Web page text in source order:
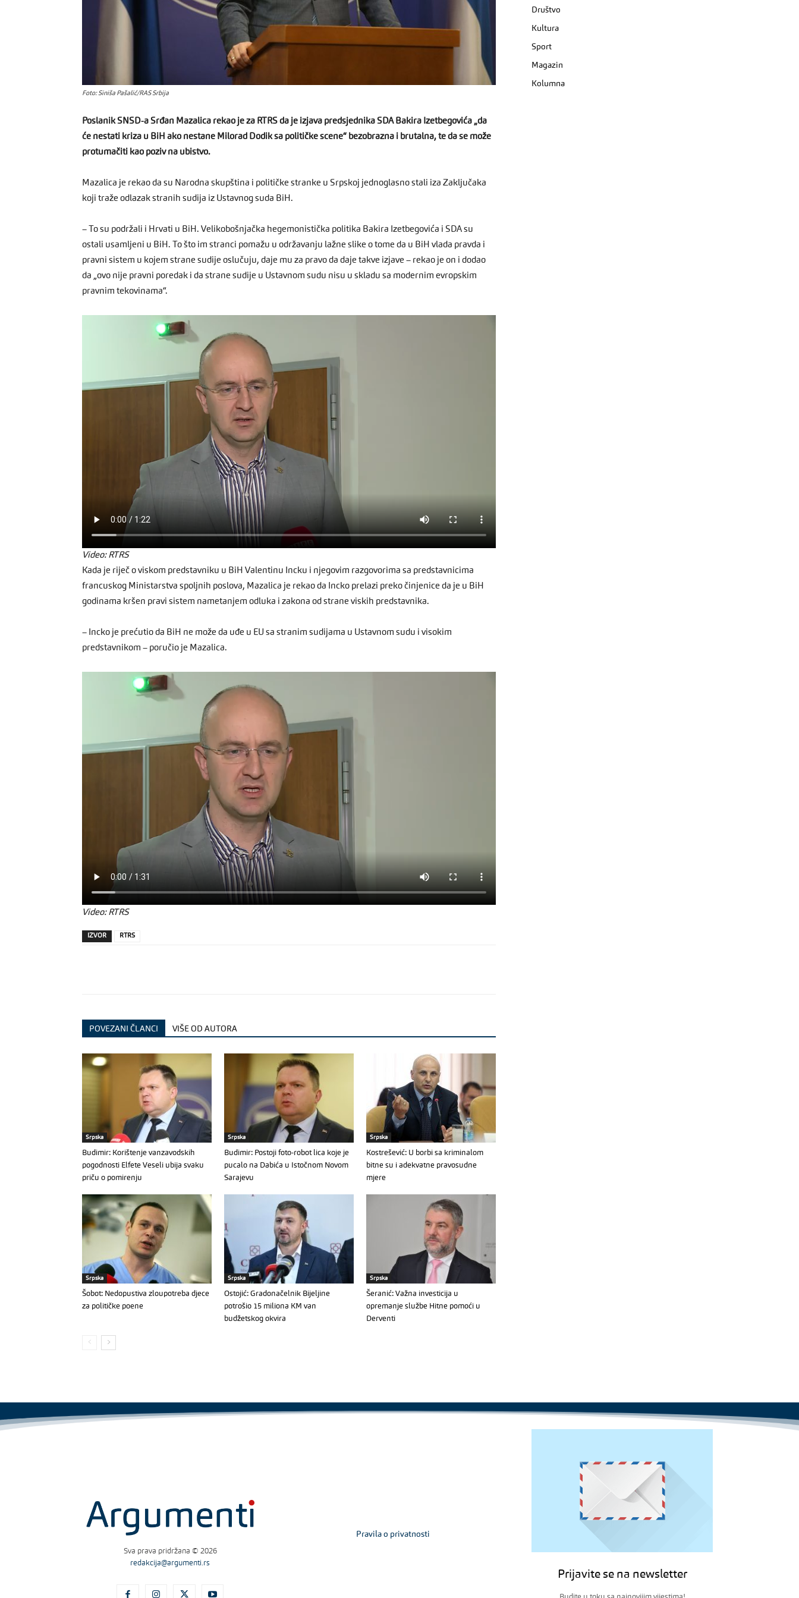
Foto: Siniša Pašalić/RAS Srbija
Poslanik SNSD-a Srđan Mazalica rekao je za RTRS da je izjava predsjednika SDA Bakira Izetbegovića „da
će nestati kriza u BiH ako nestane Milorad Dodik sa političke scene“ bezobrazna i brutalna, te da se može
protumačiti kao poziv na ubistvo.
Mazalica je rekao da su Narodna skupština i političke stranke u Srpskoj jednoglasno stali iza Zaključaka
koji traže odlazak stranih sudija iz Ustavnog suda BiH.
– To su podržali i Hrvati u BiH. Velikobošnjačka hegemonistička politika Bakira Izetbegovića i SDA su
ostali usamljeni u BiH. To što im stranci pomažu u održavanju lažne slike o tome da u BiH vlada pravda i
pravni sistem u kojem strane sudije oslučuju, daje mu za pravo da daje takve izjave – rekao je on i dodao
da „ovo nije pravni poredak i da strane sudije u Ustavnom sudu nisu u skladu sa modernim evropskim
pravnim tekovinama“.
Video: RTRS
Kada je riječ o viskom predstavniku u BiH Valentinu Incku i njegovim razgovorima sa predstavnicima
francuskog Ministarstva spoljnih poslova, Mazalica je rekao da Incko prelazi preko činjenice da je u BiH
godinama kršen pravi sistem nametanjem odluka i zakona od strane viskih predstavnika.
– Incko je prećutio da BiH ne može da uđe u EU sa stranim sudijama u Ustavnom sudu i visokim
predstavnikom – poručio je Mazalica.
Video: RTRS
IZVOR RTRS
POVEZANI ČLANCI VIŠE OD AUTORA
Srpska
Budimir: Korištenje vanzavodskih
pogodnosti Elfete Veseli ubija svaku
priču o pomirenju
Srpska
Budimir: Postoji foto-robot lica koje je
pucalo na Dabića u Istočnom Novom
Sarajevu
Srpska
Kostrešević: U borbi sa kriminalom
bitne su i adekvatne pravosudne
mjere
Srpska
Šobot: Nedopustiva zloupotreba djece
za političke poene
Srpska
Ostojić: Gradonačelnik Bijeljine
potrošio 15 miliona KM van
budžetskog okvira
Srpska
Šeranić: Važna investicija u
opremanje službe Hitne pomoći u
Derventi
Društvo
Kultura
Sport
Magazin
Kolumna
Sva prava pridržana © 2026
redakcija@argumenti.rs
Pravila o privatnosti
Prijavite se na newsletter